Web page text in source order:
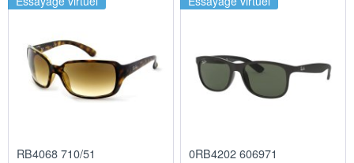
RB4068 710/51 0RB4202 606971